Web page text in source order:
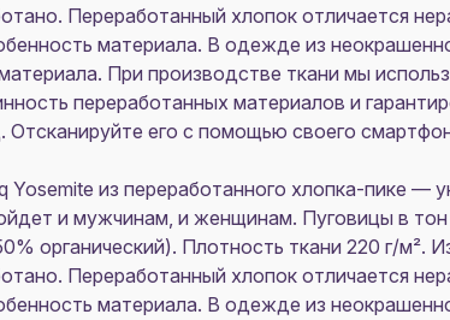
Переработанный хлопок отличается
материала. В одежде из
При производстве ткани мы
переработанных материалов и
Отсканируйте его с помощью своего
Yosemite из переработанного хлопка-пике —
и мужчинам, и женщинам. Пуговицы в
органический). Плотность ткани 220 г/
Переработанный хлопок отличается
материала. В одежде из